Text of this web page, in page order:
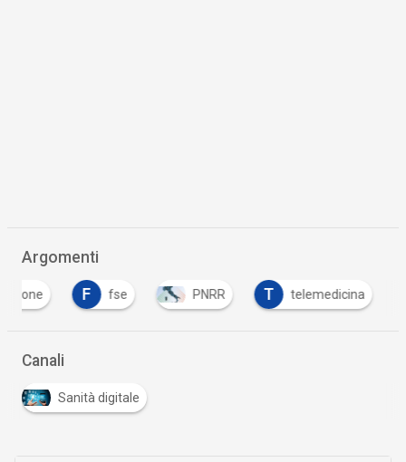
Argomenti
F fse PNRR T telemedicina T
Canali
Sanità digitale